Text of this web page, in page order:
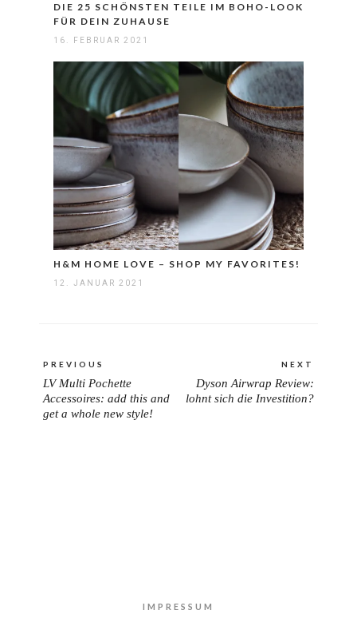
DIE 25 SCHÖNSTEN TEILE IM BOHO-LOOK
FÜR DEIN ZUHAUSE
16. FEBRUAR 2021
H&M HOME LOVE – SHOP MY FAVORITES!
12. JANUAR 2021
PREVIOUS
PREVIOUS
POST:
LV Multi Pochette
Accessoires: add this and
get a whole new style!
NEXT
Dyson Airwrap Review:
lohnt sich die Investition?
IMPRESSUM